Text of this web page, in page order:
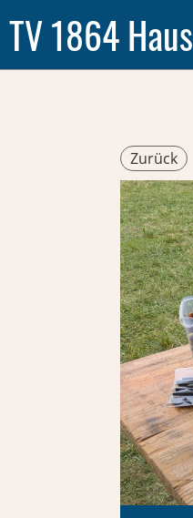
TV 1864
Zurück